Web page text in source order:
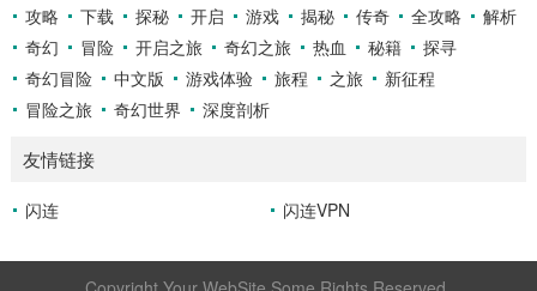
攻略 下载 探秘 开启 游戏 揭秘 传奇 全攻略
解析
奇幻
冒险 开启之旅 奇幻之旅 热血 秘籍
探寻
奇幻冒险
中文版 游戏体验 旅程 之旅
新征程
冒险之旅
奇幻世界 深度剖析
友情链接
闪连 闪连VPN